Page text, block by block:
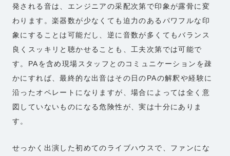
発される音は、エンジニアの采配次第で印象が露骨に変
わります。楽器数が少なくても迫力のあるパワフルな印
象にすることは可能だし、逆に音数が多くてもバランス
良くスッキリと聴かせることも、工夫次第では可能で
す。PAを含め現場スタッフとのコミュニケーションを疎
かにすれば、最終的な出音はその日のPAの解釈や経験に
沿ったオペレートになりますが、場合によっては全く意
図していないものになる危険性が、実は十分にありま
す。
せっかく出演した初めてのライブハウスで、ファンにな